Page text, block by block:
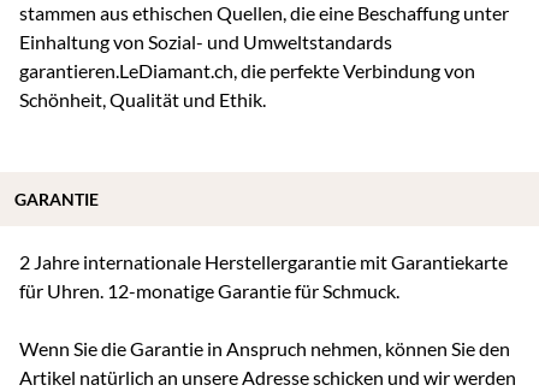
stammen aus ethischen Quellen, die eine Beschaffung unter
Einhaltung von Sozial- und Umweltstandards
garantieren.LeDiamant.ch, die perfekte Verbindung von
Schönheit, Qualität und Ethik.
2 Jahre internationale Herstellergarantie mit Garantiekarte
für Uhren. 12-monatige Garantie für Schmuck.
Wenn Sie die Garantie in Anspruch nehmen, können Sie den
Artikel natürlich an unsere Adresse schicken und wir werden
GARANTIE